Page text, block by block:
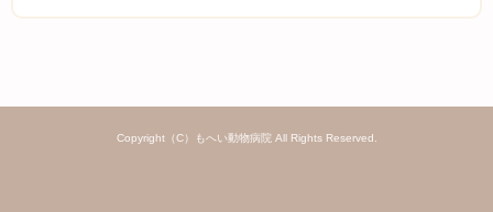
Copyright（C）もへい動物病院 All Rights Reserved.